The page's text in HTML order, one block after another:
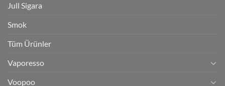
Jull Sigara
Smok
Tüm Ürünler
Vaporesso
Voopoo